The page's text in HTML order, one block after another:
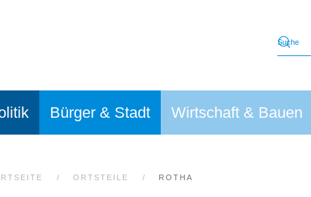
Bürger & Stadt Wirtschaft & Bauen
ORTSTEILE ROTHA